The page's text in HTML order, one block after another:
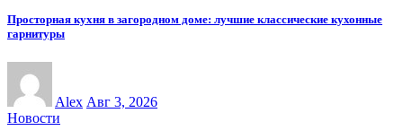
Просторная кухня в загородном доме: лучшие классические кухонные
гарнитуры
Alex Авг 3, 2026
Новости